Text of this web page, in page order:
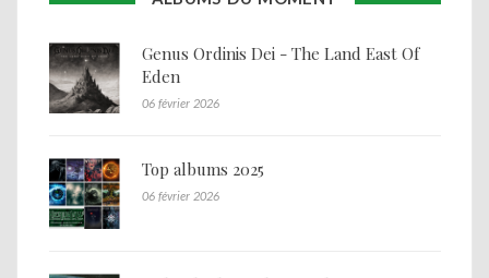
Genus Ordinis Dei - The Land East Of
Eden
06 février 2026
Top albums 2025
06 février 2026